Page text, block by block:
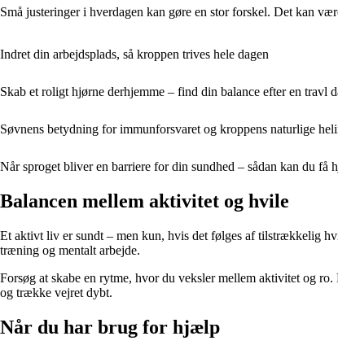
Små justeringer i hverdagen kan gøre en stor forskel. Det kan
Indret din arbejdsplads, så kroppen trives hele dagen
Skab et roligt hjørne derhjemme – find din balance efter en travl
Søvnens betydning for immunforsvaret og kroppens naturlige
Når sproget bliver en barriere for din sundhed – sådan kan du få
Balancen mellem aktivitet og hvile
Et aktivt liv er sundt – men kun, hvis det følges af tilstrækkelig
træning og mentalt arbejde.
Forsøg at skabe en rytme, hvor du veksler mellem aktivitet og
og trække vejret dybt.
Når du har brug for hjælp